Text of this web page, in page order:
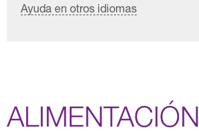
Ayuda en otros idiomas
ALIMENTACIÓN